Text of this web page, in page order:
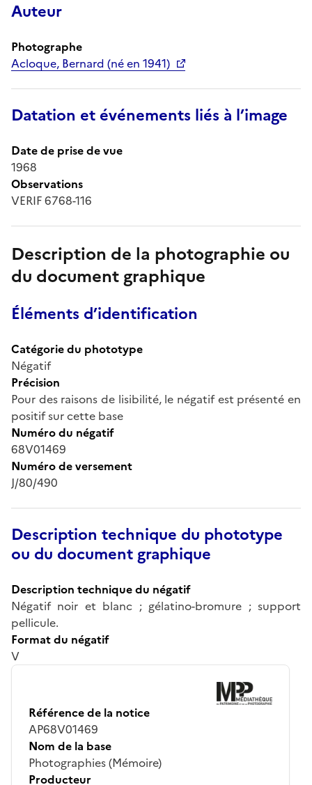
Auteur
Photographe
Acloque, Bernard (né en 1941)
Datation et événements liés à l’image
Date de prise de vue
1968
Observations
VERIF 6768-116
Description de la photographie ou
du document graphique
Éléments d’identification
Catégorie du phototype
Négatif
Précision
Pour des raisons de lisibilité, le négatif est présenté en
positif sur cette base
Numéro du négatif
68V01469
Numéro de versement
J/80/490
Description technique du phototype
ou du document graphique
Description technique du négatif
Négatif noir et blanc ; gélatino-bromure ; support
pellicule.
Format du négatif
V
Référence de la notice
AP68V01469
Nom de la base
Photographies (Mémoire)
Producteur